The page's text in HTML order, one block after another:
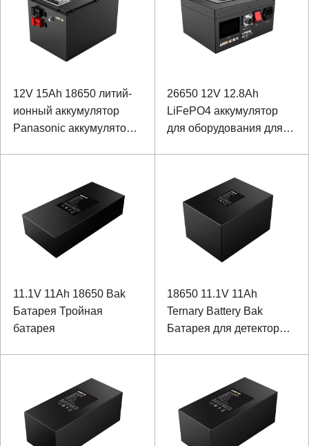
12V 15Ah 18650 литий-
ионный аккумулятор
Panasonic аккумулятор
26650 12V 12.8Ah
LiFePO4 аккумулятор
для оборудования для
оборудования с портом
связи SMBUS
11.1V 11Ah 18650 Bak
Батарея Тройная
батарея
18650 11.1V 11Ah
Ternary Battery Bak
Батарея для детектора